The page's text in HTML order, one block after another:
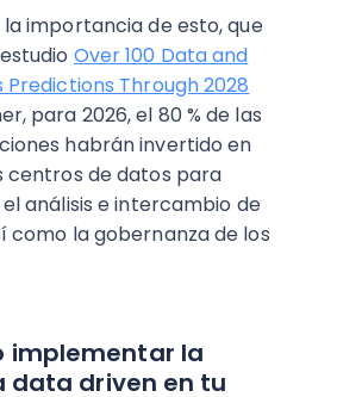
la importancia de esto, que
Over 100 Data and
Predictions Through 2028
para 2026, el 80 % de las
habrán invertido en
centros de datos para
análisis e intercambio de
como la gobernanza de los
implementar la
data driven en tu